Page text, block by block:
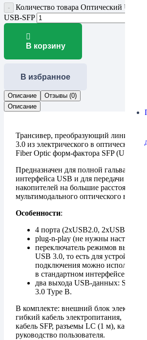
Количество товара Оптический USB-
USB-SFP
В корзину
В избранное
Описание
Отзывы (0)
Описание
Трансивер, преобразующий линии
3.0 из электрического в оптический
Fiber Optic форм-фактора SFP (USB 3.0
Предназначен для полной
интерфейса USB и для передачи
накопителей на большие расстояния с
мультимодального оптического
Особенности:
4 порта (2хUSB2.0, 2xUSB3.0);
plug-n-play (не нужны настройки,
переключатель режимов выхода
USB 3.0, то есть для устройств
подключения можно
в стандартном интерфейсе USB
два выхода USB-данных: SFP/
3.0 Type B.
В комплекте: внешний блок
гибкий кабель электропитания, два
кабель SFP, разъемы LC (1 м), кабель
руководство пользователя.